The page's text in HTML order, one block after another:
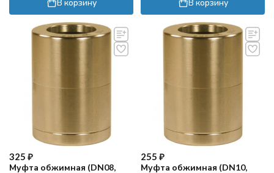
325 ₽
Муфта обжимная (DN08,
255 ₽
Муфта обжимная (DN10,